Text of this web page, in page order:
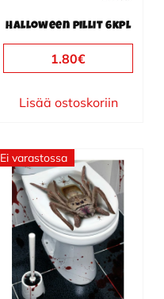
Halloween pillit 6kpl
1.80€
Lisää ostoskoriin
Ei varastossa